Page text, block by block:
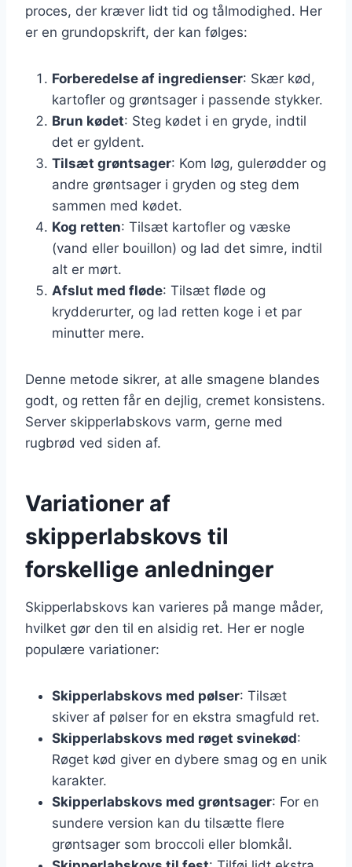
proces, der kræver lidt tid og tålmodighed. Her
er en grundopskrift, der kan følges:
Forberedelse af ingredienser: Skær kød,
kartofler og grøntsager i passende stykker.
Brun kødet: Steg kødet i en gryde, indtil
det er gyldent.
Tilsæt grøntsager: Kom løg, gulerødder og
andre grøntsager i gryden og steg dem
sammen med kødet.
Kog retten: Tilsæt kartofler og væske
(vand eller bouillon) og lad det simre, indtil
alt er mørt.
Afslut med fløde: Tilsæt fløde og
krydderurter, og lad retten koge i et par
minutter mere.
Denne metode sikrer, at alle smagene blandes
godt, og retten får en dejlig, cremet konsistens.
Server skipperlabskovs varm, gerne med
rugbrød ved siden af.
Variationer af
skipperlabskovs til
forskellige anledninger
Skipperlabskovs kan varieres på mange måder,
hvilket gør den til en alsidig ret. Her er nogle
populære variationer:
Skipperlabskovs med pølser: Tilsæt
skiver af pølser for en ekstra smagfuld ret.
Skipperlabskovs med røget svinekød:
Røget kød giver en dybere smag og en unik
karakter.
Skipperlabskovs med grøntsager: For en
sundere version kan du tilsætte flere
grøntsager som broccoli eller blomkål.